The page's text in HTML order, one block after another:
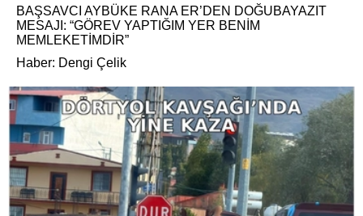
BAŞSAVCI AYBÜKE RANA ER’DEN DOĞUBAYAZIT
MESAJI: “GÖREV YAPTIĞIM YER BENİM
MEMLEKETİMDİR”
Haber: Dengi Çelik